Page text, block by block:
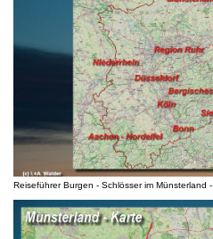
Reiseführer Burgen - Schlösser im Münsterland -